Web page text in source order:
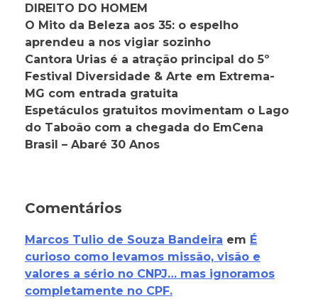
DIREITO DO HOMEM
O Mito da Beleza aos 35: o espelho
aprendeu a nos vigiar sozinho
Cantora Urias é a atração principal do 5º
Festival Diversidade & Arte em Extrema-
MG com entrada gratuita
Espetáculos gratuitos movimentam o Lago
do Taboão com a chegada do EmCena
Brasil – Abaré 30 Anos
Comentários
Marcos Tulio de Souza Bandeira em É
curioso como levamos missão, visão e
valores a sério no CNPJ… mas ignoramos
completamente no CPF.